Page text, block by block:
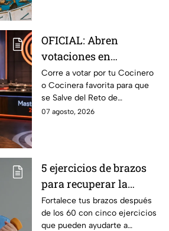
OFICIAL: Abren
votaciones en
MasterChef 24/7 para
que salves a un
Cocinero del Reto de
Eliminación de este
Corre a votar por tu Cocinero
o Cocinera favorita para que
se Salve del Reto de
Eliminación de MasterChef
07 agosto, 2026
5 ejercicios de brazos
para recuperar la
fuerza después de los
60
Fortalece tus brazos después
de los 60 con cinco ejercicios
que pueden ayudarte a